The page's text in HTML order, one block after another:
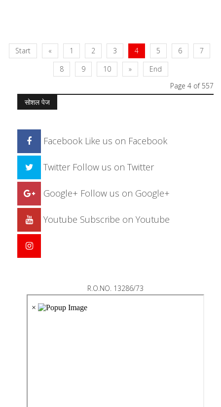
Start « 1 2 3 4 5 6
7
8
9 10 »
End
Page 4 of 557
सोशल पेज
Facebook Like us on Facebook
Twitter Follow us on Twitter
Google+ Follow us on Google+
Youtube Subscribe on Youtube
R.O.NO. 13286/73